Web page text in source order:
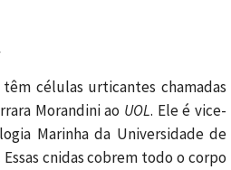
células urticantes chamadas
Morandini ao UOL. Ele é vice-
Marinha da Universidade de
cnidas cobrem todo o corpo